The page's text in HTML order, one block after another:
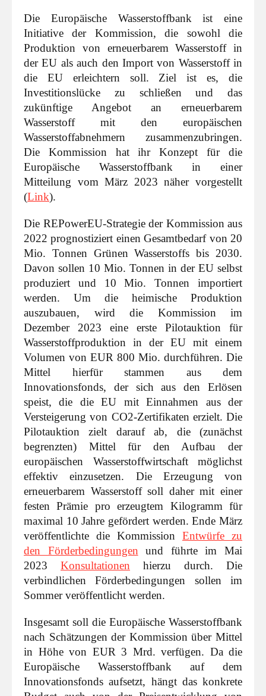
Die Europäische Wasserstoffbank ist eine
Initiative der Kommission, die sowohl die
Produktion von erneuerbarem Wasserstoff in
der EU als auch den Import von Wasserstoff in
die EU erleichtern soll. Ziel ist es, die
Investitionslücke zu schließen und das
zukünftige Angebot an erneuerbarem
Wasserstoff mit den europäischen
Wasserstoffabnehmern zusammenzubringen.
Die Kommission hat ihr Konzept für die
Europäische Wasserstoffbank in einer
Mitteilung vom März 2023 näher vorgestellt
(Link).
Die REPowerEU-Strategie der Kommission aus
2022 prognostiziert einen Gesamtbedarf von 20
Mio. Tonnen Grünen Wasserstoffs bis 2030.
Davon sollen 10 Mio. Tonnen in der EU selbst
produziert und 10 Mio. Tonnen importiert
werden. Um die heimische Produktion
auszubauen, wird die Kommission im
Dezember 2023 eine erste Pilotauktion für
Wasserstoffproduktion in der EU mit einem
Volumen von EUR 800 Mio. durchführen. Die
Mittel hierfür stammen aus dem
Innovationsfonds, der sich aus den Erlösen
speist, die die EU mit Einnahmen aus der
Versteigerung von CO2-Zertifikaten erzielt. Die
Pilotauktion zielt darauf ab, die (zunächst
begrenzten) Mittel für den Aufbau der
europäischen Wasserstoffwirtschaft möglichst
effektiv einzusetzen. Die Erzeugung von
erneuerbarem Wasserstoff soll daher mit einer
festen Prämie pro erzeugtem Kilogramm für
maximal 10 Jahre gefördert werden. Ende März
veröffentlichte die Kommission Entwürfe zu
den Förderbedingungen und führte im Mai
2023 Konsultationen hierzu durch. Die
verbindlichen Förderbedingungen sollen im
Sommer veröffentlicht werden.
Insgesamt soll die Europäische Wasserstoffbank
nach Schätzungen der Kommission über Mittel
in Höhe von EUR 3 Mrd. verfügen. Da die
Europäische Wasserstoffbank auf dem
Innovationsfonds aufsetzt, hängt das konkrete